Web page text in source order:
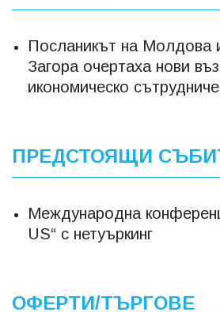
Посланикът на
Загора очертаха нови
икономическо
ПРЕДСТОЯЩИ
Международна
US“ с нетуъркинг
ОФЕРТИ/ТЪРГОВЕ